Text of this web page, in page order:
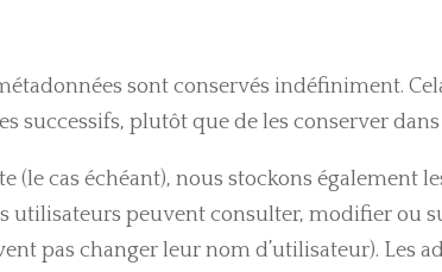
sont conservés indéfiniment.
successifs, plutôt que de les conserver
(le cas échéant), nous stockons également
utilisateurs peuvent consulter, modifier ou
pas changer leur nom d’utilisateur). Les